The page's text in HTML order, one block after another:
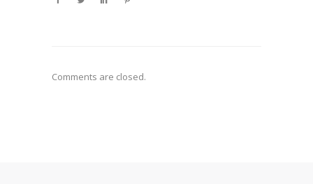
Comments are closed.